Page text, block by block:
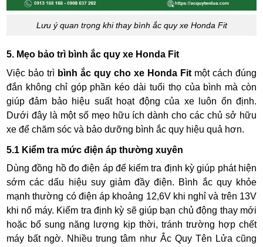
Lưu ý quan trọng khi thay bình ắc quy xe Honda Fit
5. Mẹo bảo trì bình ắc quy xe Honda Fit
Việc bảo trì bình ắc quy cho xe Honda Fit một cách đúng
đắn không chỉ góp phần kéo dài tuổi thọ của bình mà còn
giúp đảm bảo hiệu suất hoạt động của xe luôn ổn định.
Dưới đây là một số mẹo hữu ích dành cho các chủ sở hữu
xe để chăm sóc và bảo dưỡng bình ắc quy hiệu quả hơn.
5.1 Kiểm tra mức điện áp thường xuyên
Dùng đồng hồ đo điện áp để kiểm tra định kỳ giúp phát hiện
sớm các dấu hiệu suy giảm đầy điện. Bình ắc quy khỏe
mạnh thường có điện áp khoảng 12,6V khi nghỉ và trên 13V
khi nổ máy. Kiểm tra định kỳ sẽ giúp bạn chủ động thay mới
hoặc bổ sung năng lượng kịp thời, tránh trường hợp chết
máy bất ngờ. Nhiều trung tâm như Ắc Quy Tên Lửa cũng